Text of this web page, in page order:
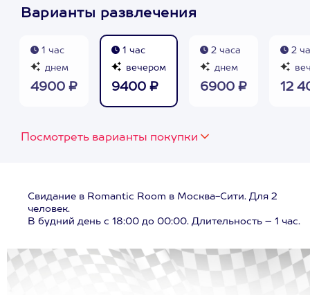
Варианты развлечения
1 час
днем
4900 ₽
1 час
вечером
9400 ₽
2 часа
днем
6900 ₽
2
12
Посмотреть варианты покупки
Свидание в Romantic Room в Москва-Сити. Для 2
человек.
В будний день с 18:00 до 00:00. Длительность – 1 час.